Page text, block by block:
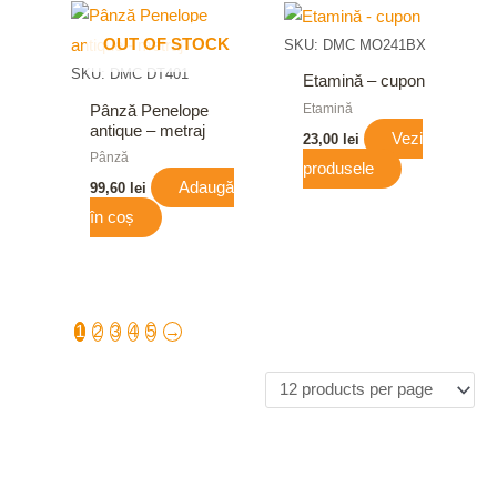
OUT OF STOCK
SKU: DMC DT401
Pânză Penelope
antique – metraj
Pânză
99,60 lei
Adaugă
în coș
SKU: DMC MO241BX
Etamină – cupon
Etamină
23,00 lei
Vezi
produsele
1 2 3 4 5 →